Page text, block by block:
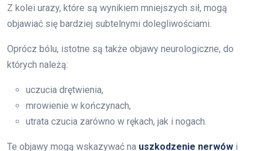
Z kolei urazy, które są wynikiem mniejszych sił, mogą
objawiać się bardziej subtelnymi dolegliwościami.
Oprócz bólu, istotne są także objawy neurologiczne, do
których należą:
uczucia drętwienia,
mrowienie w kończynach,
utrata czucia zarówno w rękach, jak i nogach.
Te objawy mogą wskazywać na uszkodzenie nerwów i